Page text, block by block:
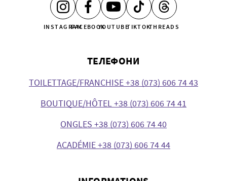
INSTAGRAMFACEBOOKYOUTUBETIKTOKTHREADS
ТЕЛЕФОНИ
TOILETTAGE/FRANCHISE +38 (073) 606 74 43
BOUTIQUE/HÔTEL +38 (073) 606 74 41
ONGLES +38 (073) 606 74 40
ACADÉMIE +38 (073) 606 74 44